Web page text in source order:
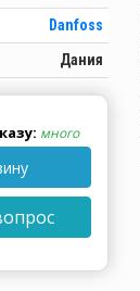
Danfoss
Дания
много